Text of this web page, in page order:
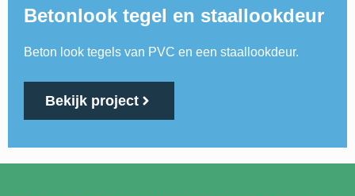
Betonlook tegel en staallookdeur
Beton look tegels van PVC en een staallookdeur.
Bekijk project